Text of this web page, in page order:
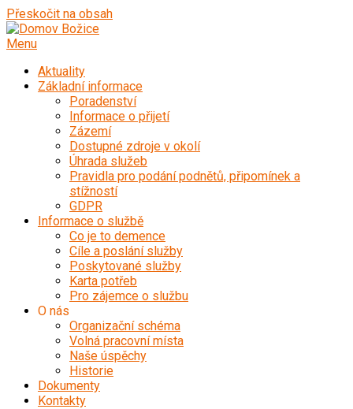
Přeskočit na obsah
Menu
Aktuality
Základní informace
Poradenství
Informace o přijetí
Zázemí
Dostupné zdroje v okolí
Úhrada služeb
Pravidla pro podání podnětů, připomínek a
stížností
GDPR
Informace o službě
Co je to demence
Cíle a poslání služby
Poskytované služby
Karta potřeb
Pro zájemce o službu
O nás
Organizační schéma
Volná pracovní místa
Naše úspěchy
Historie
Dokumenty
Kontakty